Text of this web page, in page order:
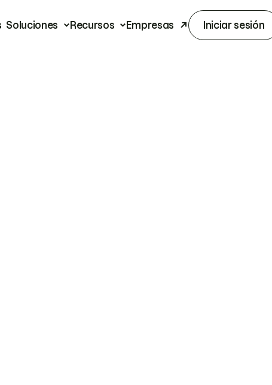
Soluciones Recursos Empresas Iniciar sesión